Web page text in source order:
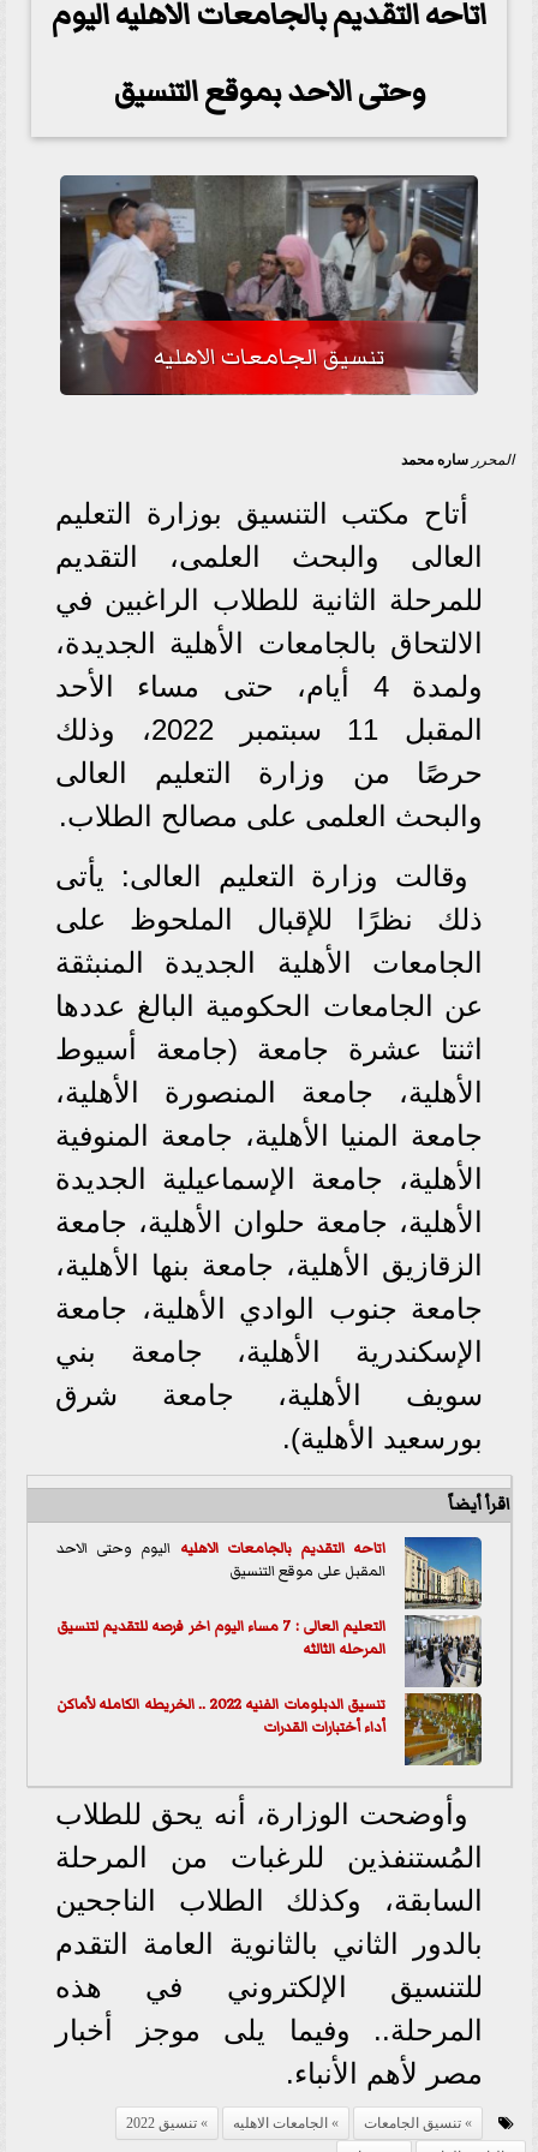
اتاحه التقديم بالجامعات الاهليه اليوم
وحتى الاحد بموقع التنسيق
تنسيق الجامعات الاهليه
المحرر ساره محمد
أتاح مكتب التنسيق بوزارة التعليم
العالى والبحث العلمى، التقديم
للمرحلة الثانية للطلاب الراغبين في
الالتحاق بالجامعات الأهلية الجديدة،
ولمدة 4 أيام، حتى مساء الأحد
المقبل 11 سبتمبر 2022، وذلك
حرصًا من وزارة التعليم العالى
والبحث العلمى على مصالح الطلاب.
وقالت وزارة التعليم العالى: يأتى
ذلك نظرًا للإقبال الملحوظ على
الجامعات الأهلية الجديدة المنبثقة
عن الجامعات الحكومية البالغ عددها
اثنتا عشرة جامعة (جامعة أسيوط
الأهلية، جامعة المنصورة الأهلية،
جامعة المنيا الأهلية، جامعة المنوفية
الأهلية، جامعة الإسماعيلية الجديدة
الأهلية، جامعة حلوان الأهلية، جامعة
الزقازيق الأهلية، جامعة بنها الأهلية،
جامعة جنوب الوادي الأهلية، جامعة
الإسكندرية الأهلية، جامعة بني
سويف الأهلية، جامعة شرق
بورسعيد الأهلية).
اقرأ أيضاً
اتاحه التقديم بالجامعات الاهليه اليوم وحتى الاحد
المقبل على موقع التنسيق
التعليم العالى : 7 مساء اليوم اخر فرصه للتقديم لتنسيق
المرحله الثالثه
تنسيق الدبلومات الفنيه 2022 .. الخريطه الكامله لأماكن
أداء أختبارات القدرات
وأوضحت الوزارة، أنه يحق للطلاب
المُستنفذين للرغبات من المرحلة
السابقة، وكذلك الطلاب الناجحين
بالدور الثاني بالثانوية العامة التقدم
للتنسيق الإلكتروني في هذه
المرحلة.. وفيما يلى موجز أخبار
مصر لأهم الأنباء.
تنسيق الجامعات الجامعات الاهليه
تنسيق 2022